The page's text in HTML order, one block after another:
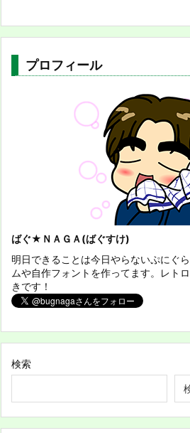
プロフィール
ばぐ★ＮＡＧＡ(ばぐすけ)
明日できることは今日やらないぷにぐ
ムや自作フォントを作ってます。レト
きです！
検索